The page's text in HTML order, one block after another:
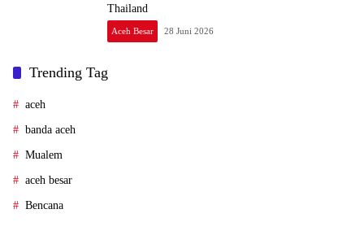
Thailand
Aceh Besar 28 Juni 2026
Trending Tag
aceh
banda aceh
Mualem
aceh besar
Bencana